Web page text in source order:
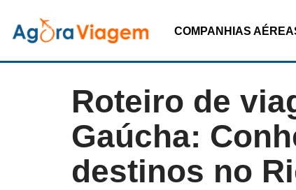
Pular
para
COMPANHIAS
Roteiro de
Gaúcha:
destinos no